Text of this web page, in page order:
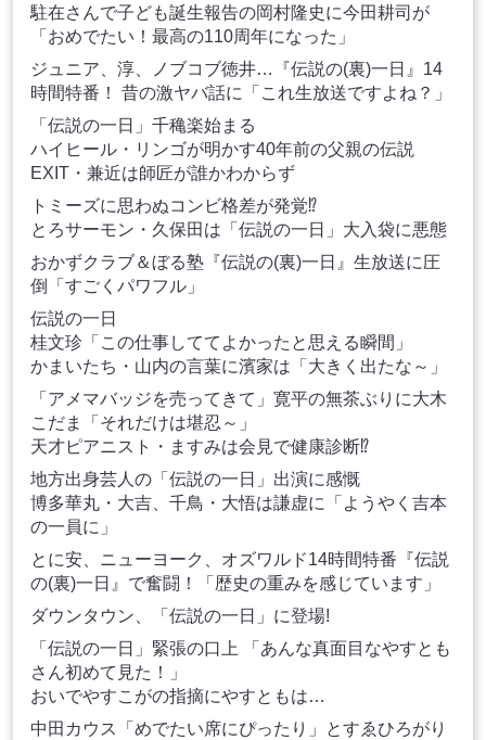
駐在さんで子ども誕生報告の岡村隆史に今田耕司が
「おめでたい！最高の110周年になった」
ジュニア、淳、ノブコブ徳井…『伝説の(裏)一日』14
時間特番！ 昔の激ヤバ話に「これ生放送ですよね？」
「伝説の一日」千穐楽始まる
ハイヒール・リンゴが明かす40年前の父親の伝説
EXIT・兼近は師匠が誰かわからず
トミーズに思わぬコンビ格差が発覚⁉
とろサーモン・久保田は「伝説の一日」大入袋に悪態
おかずクラブ＆ぼる塾『伝説の(裏)一日』生放送に圧
倒「すごくパワフル」
伝説の一日
桂文珍「この仕事しててよかったと思える瞬間」
かまいたち・山内の言葉に濱家は「大きく出たな～」
「アメマバッジを売ってきて」寛平の無茶ぶりに大木
こだま「それだけは堪忍～」
天才ピアニスト・ますみは会見で健康診断⁉
地方出身芸人の「伝説の一日」出演に感慨
博多華丸・大吉、千鳥・大悟は謙虚に「ようやく吉本
の一員に」
とに安、ニューヨーク、オズワルド14時間特番『伝説
の(裏)一日』で奮闘！「歴史の重みを感じています」
ダウンタウン、「伝説の一日」に登場!
「伝説の一日」緊張の口上 「あんな真面目なやすとも
さん初めて見た！」
おいでやすこがの指摘にやすともは…
中田カウス「めでたい席にぴったり」とすゑひろがり